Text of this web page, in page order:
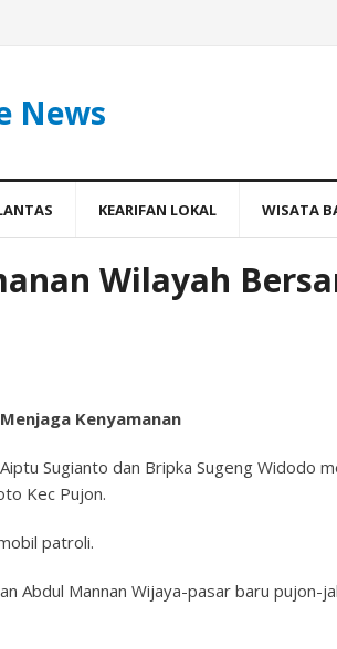
News
KEARIFAN LOKAL WISATA
Wilayah
Kenyamanan
Sugianto dan Bripka Sugeng Widodo
Kec Pujon.
patroli.
Abdul Mannan Wijaya-pasar baru pujon-